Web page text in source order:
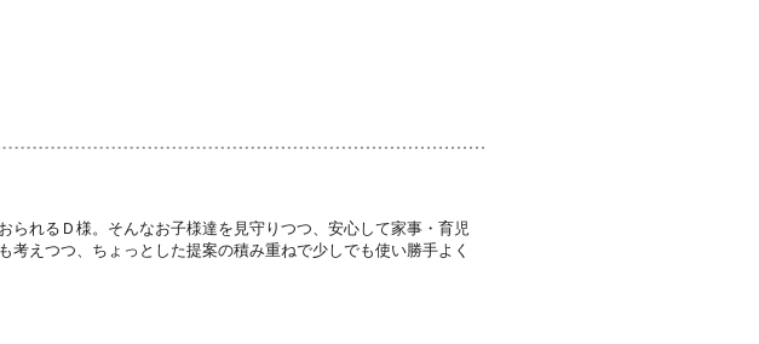
られるＤ様。そんなお子様達を見守りつつ、安心して家事・育児
えつつ、ちょっとした提案の積み重ねで少しでも使い勝手よく